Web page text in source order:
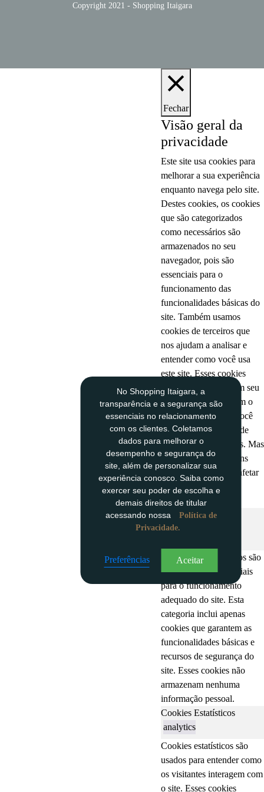
Copyright 2021 - Shopping Itaigara
No Shopping Itaigara, a
transparência e a segurança são
essenciais no relacionamento
com os clientes. Coletamos
dados para melhorar o
desempenho e segurança do
site, além de personalizar sua
experiência conosco. Saiba como
exercer seu poder de escolha e
demais direitos de titular
acessando nossa
Política de
Privacidade.
Preferências Aceitar
Fechar
Visão geral da
privacidade
Este site usa cookies para
melhorar a sua experiência
enquanto navega pelo site.
Destes cookies, os cookies
que são categorizados
como necessários são
armazenados no seu
navegador, pois são
essenciais para o
funcionamento das
funcionalidades básicas do
site. Também usamos
cookies de terceiros que
nos ajudam a analisar e
entender como você usa
este site. Esses cookies
serão armazenados em seu
navegador apenas com o
seu consentimento. Você
também tem a opção de
cancelar esses cookies. Mas
a desativação de alguns
desses cookies pode afetar
sua experiência de
navegação.
Cookies Necessários
Cookies Necessários
Os cookies necessários são
absolutamente essenciais
para o funcionamento
adequado do site. Esta
categoria inclui apenas
cookies que garantem as
funcionalidades básicas e
recursos de segurança do
site. Esses cookies não
armazenam nenhuma
informação pessoal.
Cookies Estatísticos
analytics
Cookies estatísticos são
usados para entender como
os visitantes interagem com
o site. Esses cookies